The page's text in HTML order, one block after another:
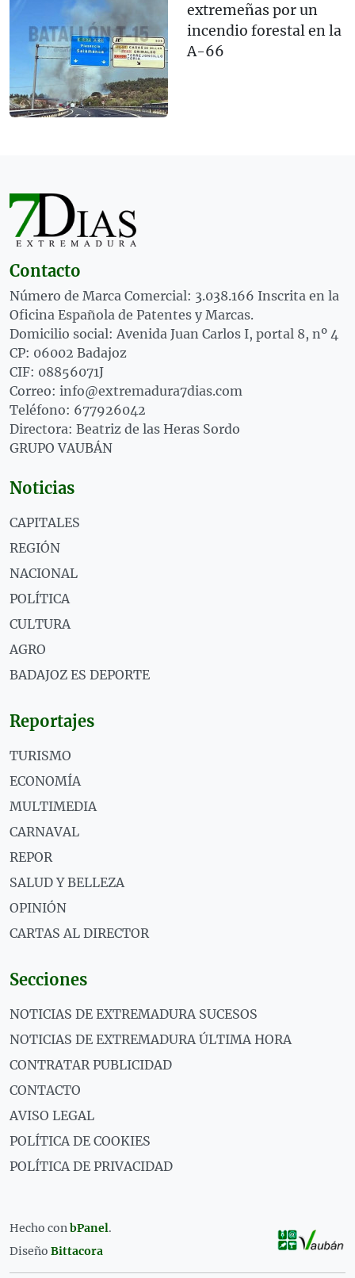
extremeñas por un
incendio forestal en la
A-66
Contacto
Número de Marca Comercial: 3.038.166 Inscrita en la
Oficina Española de Patentes y Marcas.
Domicilio social: Avenida Juan Carlos I, portal 8, nº 4
CP: 06002 Badajoz
CIF: 08856071J
Correo: info@extremadura7dias.com
Teléfono: 677926042
Directora: Beatriz de las Heras Sordo
GRUPO VAUBÁN
Noticias
CAPITALES
REGIÓN
NACIONAL
POLÍTICA
CULTURA
AGRO
BADAJOZ ES DEPORTE
Reportajes
TURISMO
ECONOMÍA
MULTIMEDIA
CARNAVAL
REPOR
SALUD Y BELLEZA
OPINIÓN
CARTAS AL DIRECTOR
Secciones
NOTICIAS DE EXTREMADURA SUCESOS
NOTICIAS DE EXTREMADURA ÚLTIMA HORA
CONTRATAR PUBLICIDAD
CONTACTO
AVISO LEGAL
POLÍTICA DE COOKIES
POLÍTICA DE PRIVACIDAD
Hecho conbPanel.
Diseño Bittacora